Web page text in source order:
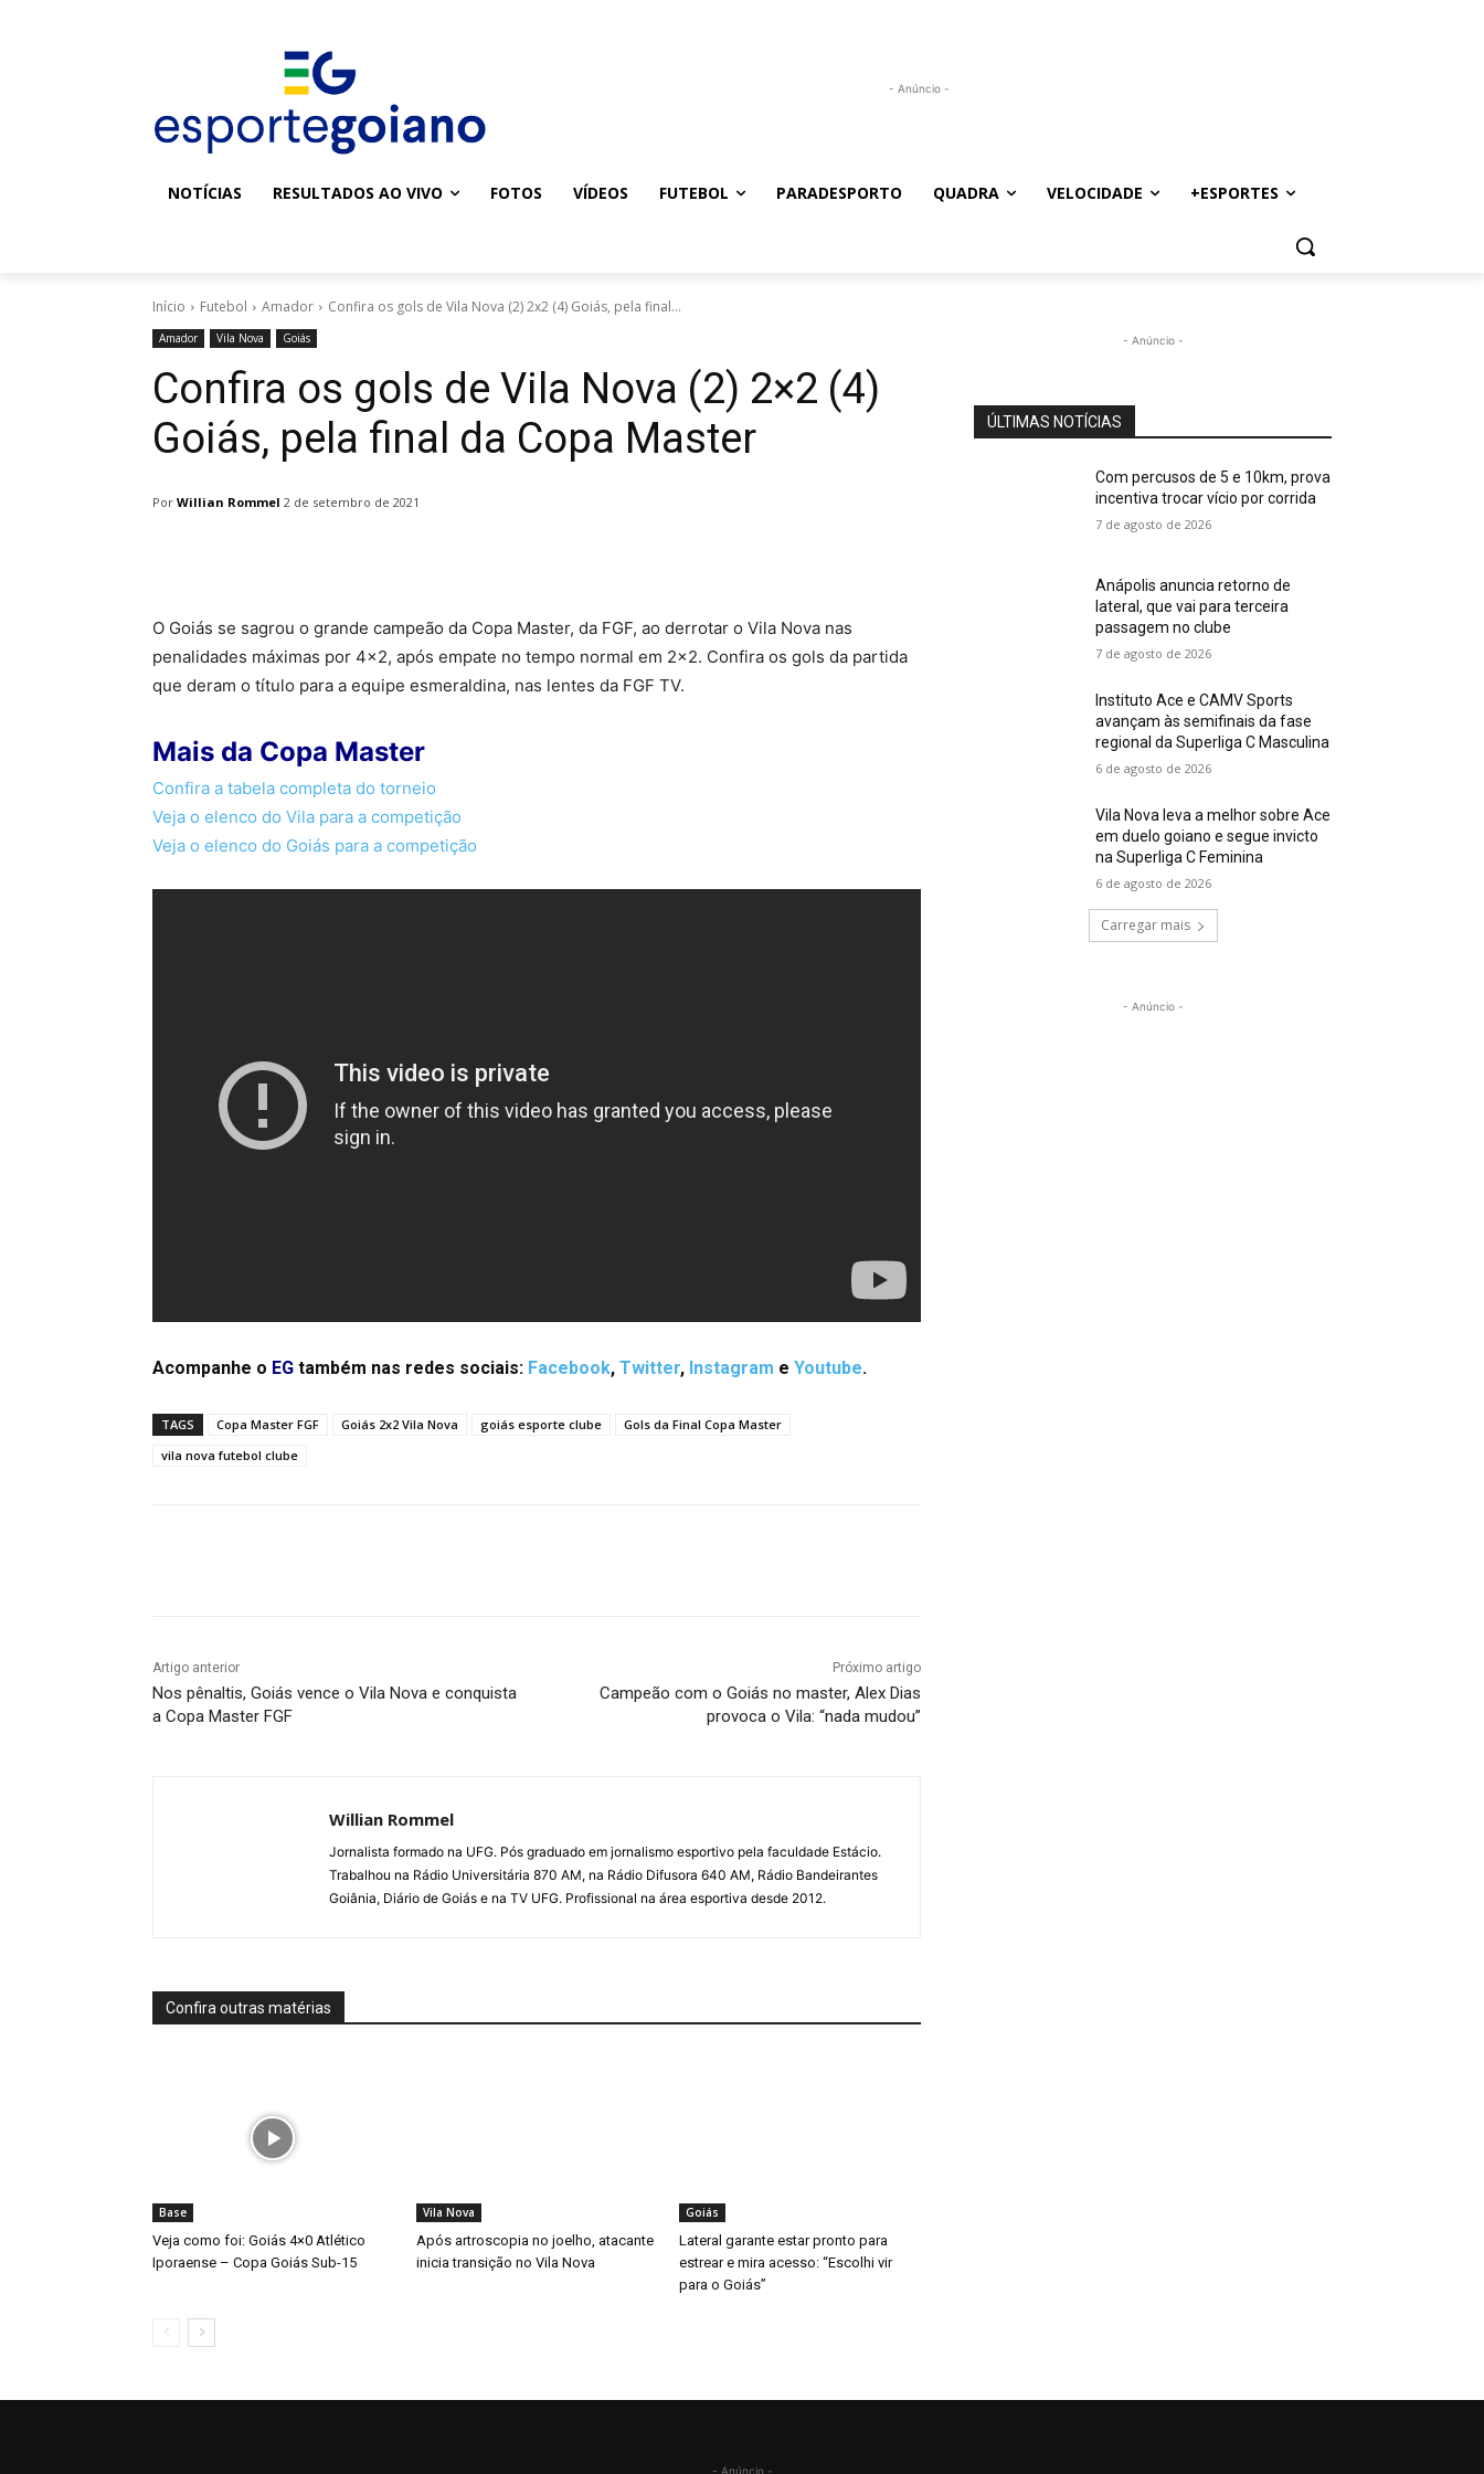
- Anúncio -
NOTÍCIAS RESULTADOS AO VIVO FOTOS VÍDEOS FUTEBOL PARADESPORTO QUADRA VELOCIDADE +ESPORTES
Início Futebol Amador Confira os gols de Vila Nova (2) 2x2 (4) Goiás, pela final...
Amador Vila Nova Goiás
Confira os gols de Vila Nova (2) 2×2 (4)
Goiás, pela final da Copa Master
Por Willian Rommel 2 de setembro de 2021
O Goiás se sagrou o grande campeão da Copa Master, da FGF, ao derrotar o Vila Nova nas
penalidades máximas por 4×2, após empate no tempo normal em 2×2. Confira os gols da partida
que deram o título para a equipe esmeraldina, nas lentes da FGF TV.
Mais da Copa Master
Confira a tabela completa do torneio
Veja o elenco do Vila para a competição
Veja o elenco do Goiás para a competição
Acompanhe o EG também nas redes sociais: Facebook, Twitter, Instagram e Youtube.
TAGS Copa Master FGF Goiás 2x2 Vila Nova goiás esporte clube
Gols da Final Copa Master
vila nova futebol clube
Artigo anterior
Nos pênaltis, Goiás vence o Vila Nova e conquista
a Copa Master FGF
Próximo artigo
Campeão com o Goiás no master, Alex Dias
provoca o Vila: “nada mudou”
Willian Rommel
Jornalista formado na UFG. Pós graduado em jornalismo esportivo pela faculdade Estácio.
Trabalhou na Rádio Universitária 870 AM, na Rádio Difusora 640 AM, Rádio Bandeirantes
Goiânia, Diário de Goiás e na TV UFG. Profissional na área esportiva desde 2012.
Confira outras matérias
Base
Veja como foi: Goiás 4×0 Atlético
Iporaense – Copa Goiás Sub-15
Vila Nova
Após artroscopia no joelho, atacante
inicia transição no Vila Nova
Goiás
Lateral garante estar pronto para
estrear e mira acesso: “Escolhi vir
para o Goiás”
- Anúncio -
ÚLTIMAS NOTÍCIAS
Com percusos de 5 e 10km, prova
incentiva trocar vício por corrida
7 de agosto de 2026
Anápolis anuncia retorno de
lateral, que vai para terceira
passagem no clube
7 de agosto de 2026
Instituto Ace e CAMV Sports
avançam às semifinais da fase
regional da Superliga C Masculina
6 de agosto de 2026
Vila Nova leva a melhor sobre Ace
em duelo goiano e segue invicto
na Superliga C Feminina
6 de agosto de 2026
Carregar mais
- Anúncio -
- Anúncio -